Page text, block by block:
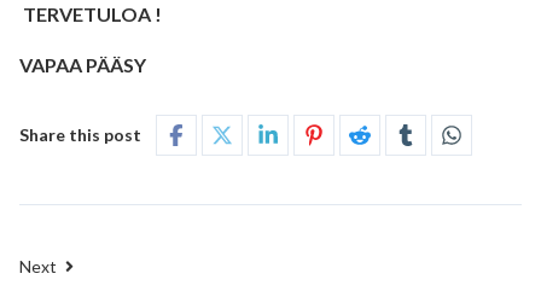
TERVETULOA !
VAPAA PÄÄSY
Share this post
Next